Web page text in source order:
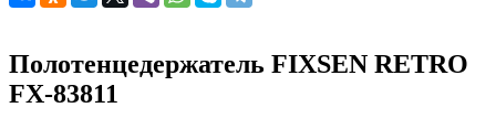
Полотенцедержатель FIXSEN RETRO
FX-83811